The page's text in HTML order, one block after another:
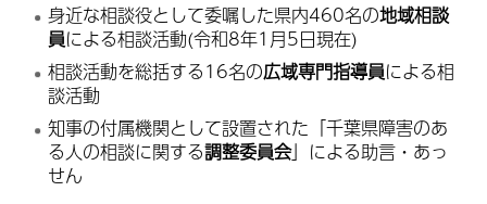
身近な相談役として委嘱した県内460名の地域相談
員による相談活動(令和8年1月5日現在)
相談活動を総括する16名の広域専門指導員による相
談活動
知事の付属機関として設置された「千葉県障害のあ
る人の相談に関する調整委員会」による助言・あっ
せん